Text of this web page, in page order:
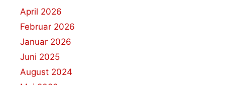
April 2026
Februar 2026
Januar 2026
Juni 2025
August 2024